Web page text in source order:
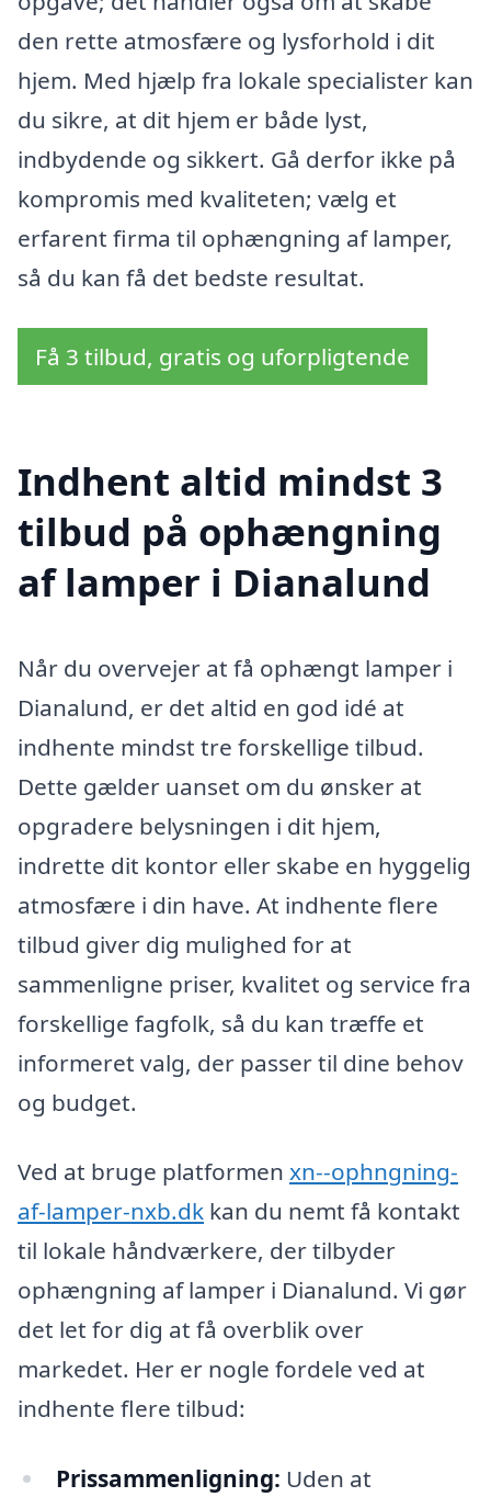
den rette atmosfære og lysforhold i dit
hjem. Med hjælp fra lokale specialister kan
du sikre, at dit hjem er både lyst,
indbydende og sikkert. Gå derfor ikke på
kompromis med kvaliteten; vælg et
erfarent firma til ophængning af lamper,
så du kan få det bedste resultat.
Få 3 tilbud, gratis og uforpligtende
Indhent altid mindst 3
tilbud på ophængning
af lamper i Dianalund
Når du overvejer at få ophængt lamper i
Dianalund, er det altid en god idé at
indhente mindst tre forskellige tilbud.
Dette gælder uanset om du ønsker at
opgradere belysningen i dit hjem,
indrette dit kontor eller skabe en hyggelig
atmosfære i din have. At indhente flere
tilbud giver dig mulighed for at
sammenligne priser, kvalitet og service fra
forskellige fagfolk, så du kan træffe et
informeret valg, der passer til dine behov
og budget.
Ved at bruge platformen xn--ophngning-
af-lamper-nxb.dk kan du nemt få kontakt
til lokale håndværkere, der tilbyder
ophængning af lamper i Dianalund. Vi gør
det let for dig at få overblik over
markedet. Her er nogle fordele ved at
indhente flere tilbud:
Prissammenligning: Uden at